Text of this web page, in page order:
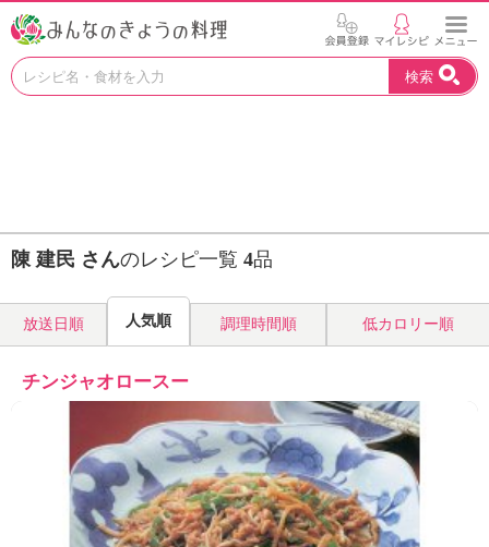
お
見
つ
よ
う
H
K
エ
デ
ュ
ケ
ー
検索
陳 建民 さんのレシピ一覧 4品
放送日順 人気順 調理時間順 低カロリー順
チンジャオロースー